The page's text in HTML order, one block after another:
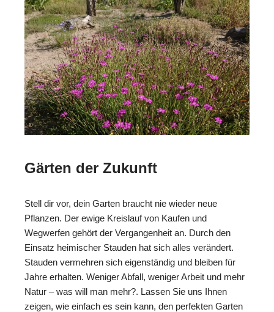
Gärten der Zukunft
Stell dir vor, dein Garten braucht nie wieder neue
Pflanzen. Der ewige Kreislauf von Kaufen und
Wegwerfen gehört der Vergangenheit an. Durch den
Einsatz heimischer Stauden hat sich alles verändert.
Stauden vermehren sich eigenständig und bleiben für
Jahre erhalten. Weniger Abfall, weniger Arbeit und mehr
Natur – was will man mehr?. Lassen Sie uns Ihnen
zeigen, wie einfach es sein kann, den perfekten Garten